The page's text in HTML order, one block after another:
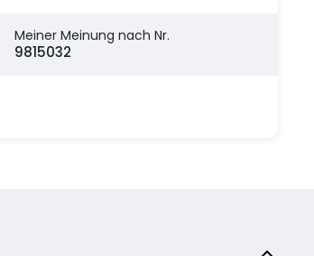
Meiner Meinung nach Nr.
9815032